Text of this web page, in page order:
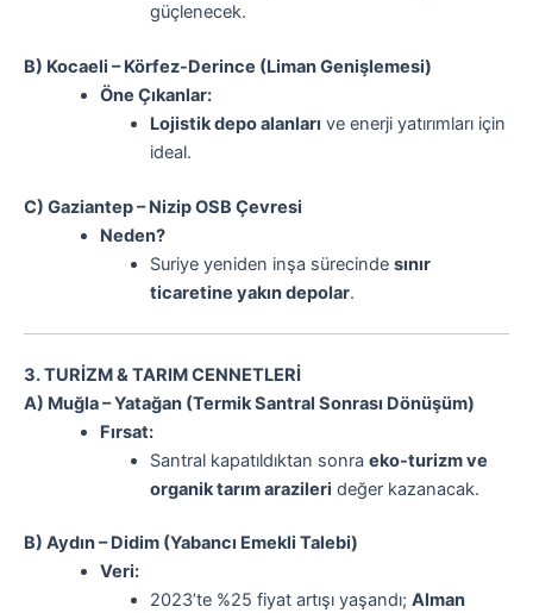
güçlenecek.
B) Kocaeli – Körfez-Derince (Liman Genişlemesi)
Öne Çıkanlar:
Lojistik depo alanları ve enerji yatırımları için
ideal.
C) Gaziantep – Nizip OSB Çevresi
Neden?
Suriye yeniden inşa sürecinde sınır
ticaretine yakın depolar.
3. TURİZM & TARIM CENNETLERİ
A) Muğla – Yatağan (Termik Santral Sonrası Dönüşüm)
Fırsat:
Santral kapatıldıktan sonra eko-turizm ve
organik tarım arazileri değer kazanacak.
B) Aydın – Didim (Yabancı Emekli Talebi)
Veri:
2023’te %25 fiyat artışı yaşandı; Alman